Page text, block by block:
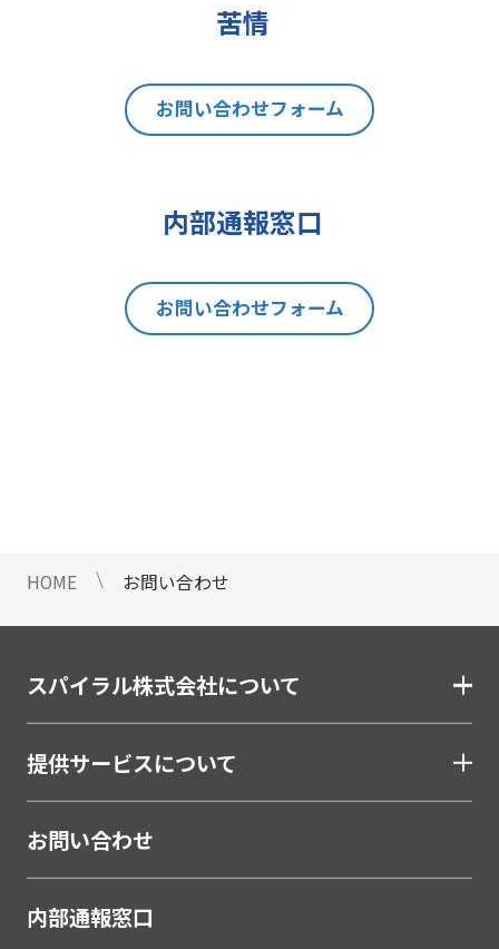
(4)同意を撤回する権利
(5)GDPRの監督機関に不服を申し立
8 個人情報提出の任意性及び当該
情報を与えなかった場合に本人に生
にあたり、貴方の同意を得た場合に
す。但し、貴方の同意が頂けない場
合は、お問い合わせの回答、当社の
製品・サービスのご案内や当社が独
当社は、ご提出頂く個人情報につい
定を行いません。
10 当社Web サイトでのクッキー
（Cookie）の使用について
お客様がブラウザの設定でクッキー
の送受信を許可している場合、当社
Webサイトでクッキーまたは同種の
技術（Webビーコンなど）を使用し
て、お客様による当社Webサイトの
利用状況等のデータ（以下、「閲覧
苦情
お問い合わせフォーム
内部通報窓口
お問い合わせフォーム
HOME お問い合わせ
スパイラル株式会社について
提供サービスについて
お問い合わせ
内部通報窓口